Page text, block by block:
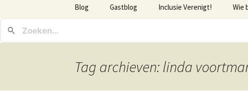
Blog Gastblog Inclusie Verenigt! Wie
Tag archieven: linda